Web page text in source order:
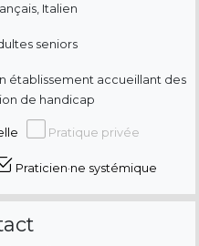
Italien
seniors
établissement accueillant des
de handicap
Pratique privée
Praticien·ne systémique